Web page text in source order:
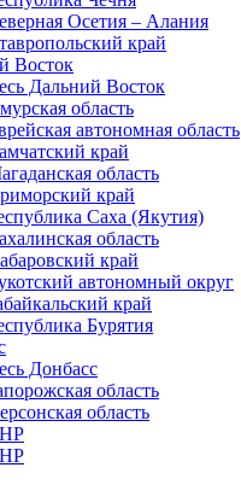
Осетия – Алания
край
Восток
Дальний Восток
область
автономная область
край
область
край
Саха (Якутия)
область
край
автономный округ
край
Бурятия
Донбасс
область
область